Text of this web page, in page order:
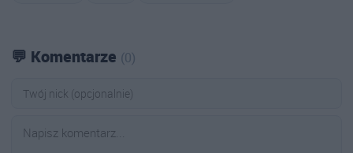
💬 Komentarze (0)